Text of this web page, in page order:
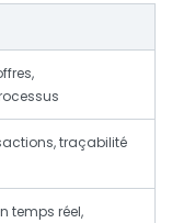
traçabilité
temps réel,